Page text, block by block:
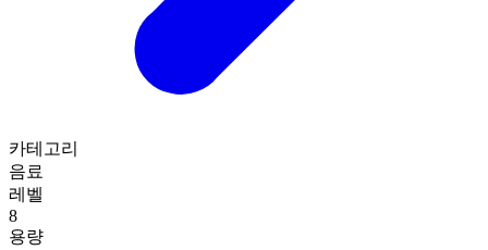
카테고리
음료
레벨
8
용량